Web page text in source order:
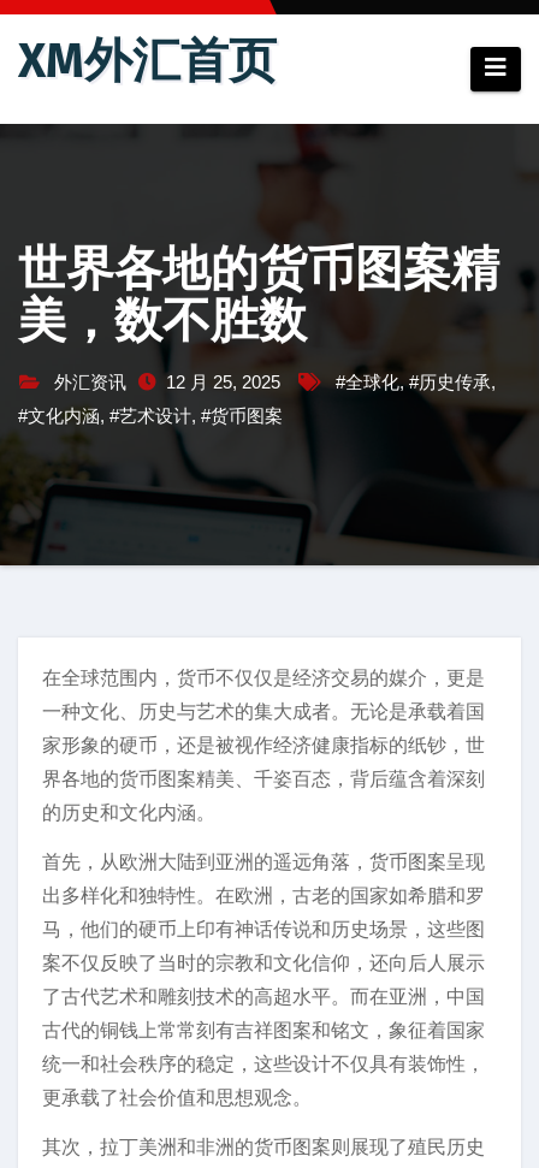
跳
XM外汇首页
世界各地的货币图案精
美，数不胜数
外汇资讯 12 月 25, 2025 #全球化,#历史传承,
#文化内涵, #艺术设计, #货币图案
在全球范围内，货币不仅仅是经济交易的媒介，更是
一种文化、历史与艺术的集大成者。无论是承载着国
家形象的硬币，还是被视作经济健康指标的纸钞，世
界各地的货币图案精美、千姿百态，背后蕴含着深刻
的历史和文化内涵。
首先，从欧洲大陆到亚洲的遥远角落，货币图案呈现
出多样化和独特性。在欧洲，古老的国家如希腊和罗
马，他们的硬币上印有神话传说和历史场景，这些图
案不仅反映了当时的宗教和文化信仰，还向后人展示
了古代艺术和雕刻技术的高超水平。而在亚洲，中国
古代的铜钱上常常刻有吉祥图案和铭文，象征着国家
统一和社会秩序的稳定，这些设计不仅具有装饰性，
更承载了社会价值和思想观念。
其次，拉丁美洲和非洲的货币图案则展现了殖民历史